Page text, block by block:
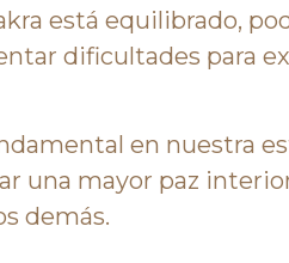
está equilibrado,
dificultades para
en nuestra
una mayor paz
demás.